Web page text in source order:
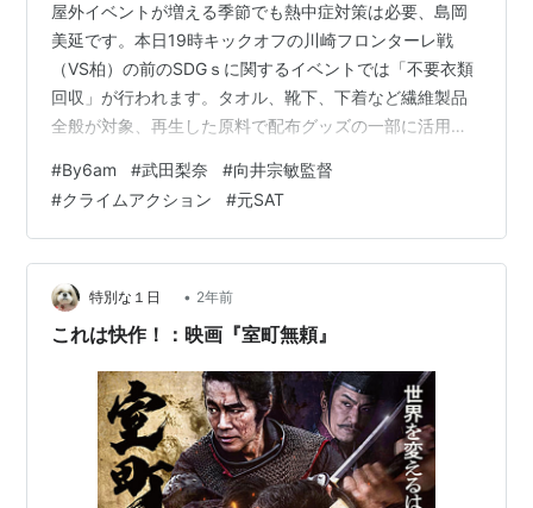
屋外イベントが増える季節でも熱中症対策は必要、島岡
美延です。本日19時キックオフの川崎フロンターレ戦
（VS柏）の前のSDGｓに関するイベントでは「不要衣類
回収」が行われます。タオル、靴下、下着など繊維製品
全般が対象、再生した原料で配布グッズの一部に活用す
揮されたり。映画『By6am 夜が明ける前に（10月3日公
開）』をご紹介します。先日のラジオに向井宗敏監督が
登場。アメリカの映画祭で最優秀女優賞獲得経験もある
アクション俳優・武田梨奈を主演にと、温め続けた企
画。元SATが巨大犯罪組織に挑む物語。 夫と幼い娘と平
穏な日々を送る元特殊急襲部隊の長瀬…
#By6am #武田梨奈 #向井宗敏監督
#クライムアクション #元SAT
特別な１日 • 2年前
これは快作！：映画『室町無頼』